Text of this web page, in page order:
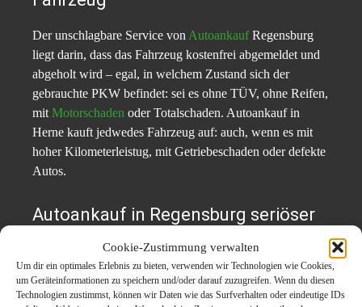
Cookie-Zustimmung verwalten
Um dir ein optimales Erlebnis zu bieten, verwenden wir Technologien wie Cookies,
um Geräteinformationen zu speichern und/oder darauf zuzugreifen. Wenn du diesen
Technologien zustimmst, können wir Daten wie das Surfverhalten oder eindeutige IDs
Der unschlagbare Service von AutoankaufRegensburg
liegt darin, dass das Fahrzeug kostenfrei abgemeldet und
abgeholt wird – egal, in welchem Zustand sich der
gebrauchte PKW befindet: sei es ohne TÜV, ohne Reifen,
mit Motorschaden oder Totalschaden. Autoankauf in
Herne kauft jedwedes Fahrzeug auf: auch, wenn es mit
hoher Kilometerleistug, mit Getriebeschaden oder defekte
Autos.
Autoankauf in Regensburg seriöser
Basis Altfahrzeuge jeglicher Art
Für einen Autoverkauf bedarf es eines Vertrauensvotums,
das manAutoankauf Regensburgsicher vorher